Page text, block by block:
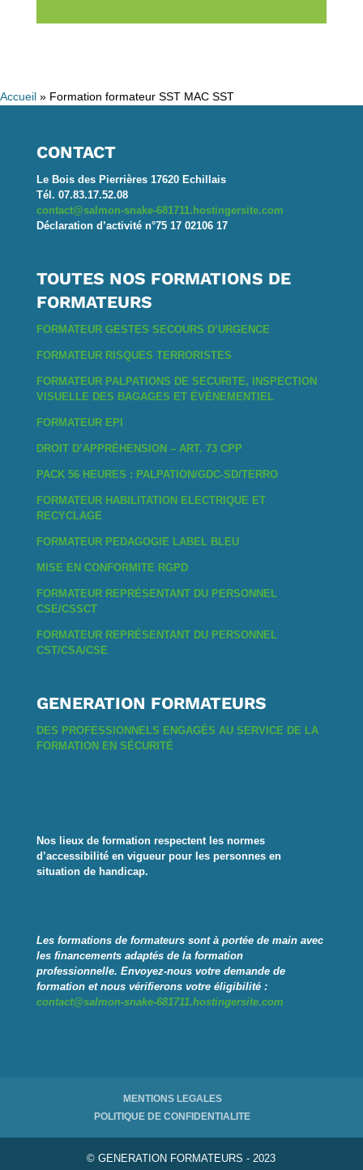
Accueil » Formation formateur SST MAC SST
CONTACT
Le Bois des Pierrières 17620 Echillais
Tél. 07.83.17.52.08
contact@salmon-snake-681711.hostingersite.com
Déclaration d’activité n°75 17 02106 17
TOUTES NOS FORMATIONS DE
FORMATEURS
FORMATEUR GESTES SECOURS D’URGENCE
FORMATEUR RISQUES TERRORISTES
FORMATEUR PALPATIONS DE SECURITE, INSPECTION
VISUELLE DES BAGAGES ET ÉVÉNEMENTIEL
FORMATEUR EPI
DROIT D’APPRÉHENSION – ART. 73 CPP
PACK 56 HEURES : PALPATION/GDC-SD/TERRO
FORMATEUR HABILITATION ELECTRIQUE ET
RECYCLAGE
FORMATEUR PEDAGOGIE LABEL BLEU
MISE EN CONFORMITE RGPD
FORMATEUR REPRÉSENTANT DU PERSONNEL
CSE/CSSCT
FORMATEUR REPRÉSENTANT DU PERSONNEL
CST/CSA/CSE
GENERATION FORMATEURS
DES PROFESSIONNELS ENGAGÉS AU SERVICE DE LA
FORMATION EN SÉCURITÉ
Nos lieux de formation respectent les normes
d’accessibilité en vigueur pour les personnes en
situation de handicap.
Les formations de formateurs sont à portée de main avec
les financements adaptés de la formation
professionnelle. Envoyez-nous votre demande de
formation et nous vérifierons votre éligibilité :
contact@salmon-snake-681711.hostingersite.com
MENTIONS LEGALES
POLITIQUE DE CONFIDENTIALITE
© GENERATION FORMATEURS - 2023